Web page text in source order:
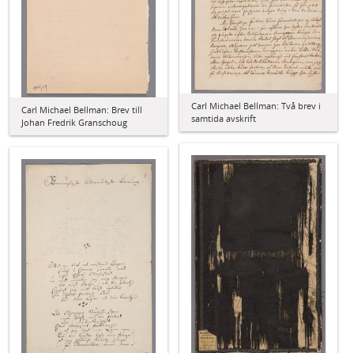
Carl Michael Bellman: Brev till
Johan Fredrik Granschoug
Carl Michael Bellman: Två brev i
samtida avskrift